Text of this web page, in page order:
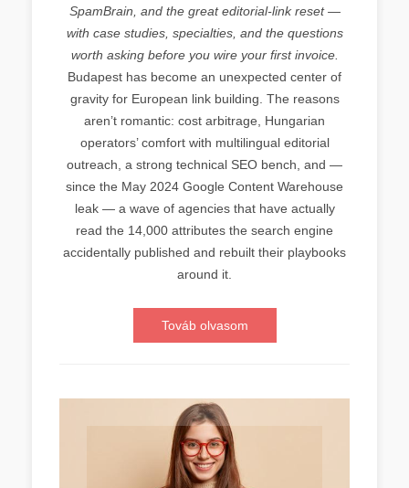
SpamBrain, and the great editorial-link reset —
with case studies, specialties, and the questions
worth asking before you wire your first invoice.
Budapest has become an unexpected center of
gravity for European link building. The reasons
aren’t romantic: cost arbitrage, Hungarian
operators’ comfort with multilingual editorial
outreach, a strong technical SEO bench, and —
since the May 2024 Google Content Warehouse
leak — a wave of agencies that have actually
read the 14,000 attributes the search engine
accidentally published and rebuilt their playbooks
around it.
Továb olvasom